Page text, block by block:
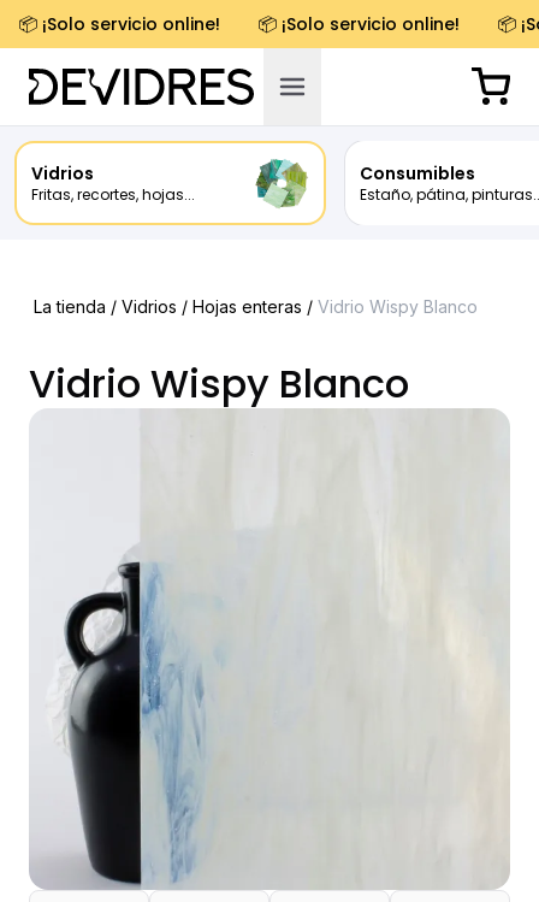
📦 ¡Solo servicio online! 📦 ¡Solo servicio online! 📦
Vidrios
Fritas, recortes, hojas...
Consumibles
Estaño, pátina,
La tienda / Vidrios / Hojas enteras / Vidrio Wispy Blanco
Vidrio Wispy Blanco